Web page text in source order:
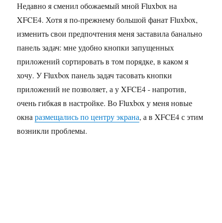
Недавно я сменил обожаемый мной Fluxbox на
XFCE4. Хотя я по-прежнему большой фанат Fluxbox,
изменить свои предпочтения меня заставила банально
панель задач: мне удобно кнопки запущенных
приложений сортировать в том порядке, в каком я
хочу. У Fluxbox панель задач тасовать кнопки
приложений не позволяет, а у XFCE4 - напротив,
очень гибкая в настройке. Во Fluxbox у меня новые
окнаразмещались по центру экрана, а в XFCE4 с этим
возникли проблемы.